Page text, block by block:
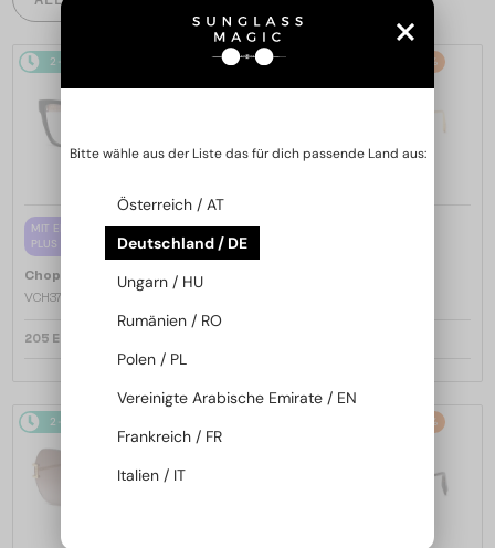
2-4 WERKTAGE
MIT EINER EINSTÄRKENGLASLINSE
PLUS 65 EUR
Chopard
Brillenfassungen
VCH379 - 0BLK - 54
205 EUR
-25%
2-4 WERKTAGE -25%
Bitte wähle aus der Liste das für dich passende Land aus:
Österreich / AT
Deutschland / DE
Ungarn / HU
Rumänien / RO
Polen / PL
Vereinigte Arabische Emirate / EN
Frankreich / FR
Italien / IT